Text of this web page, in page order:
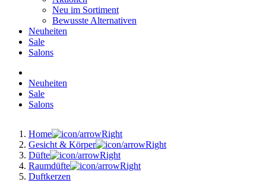
Neu im Sortiment
Bewusste Alternativen
Neuheiten
Sale
Salons
Neuheiten
Sale
Salons
Home
Gesicht & Körper
Düfte
Raumdüfte
Duftkerzen